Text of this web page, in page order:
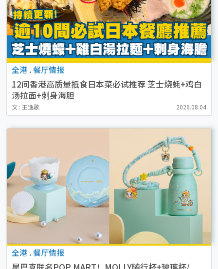
全港 . 餐厅情报
12间香港高质量抵食日本菜必试推荐 芝士烧蚝+鸡白
汤拉面+刺身海胆
文 : 王逸歌 2026.08.04
全港 . 餐厅情报